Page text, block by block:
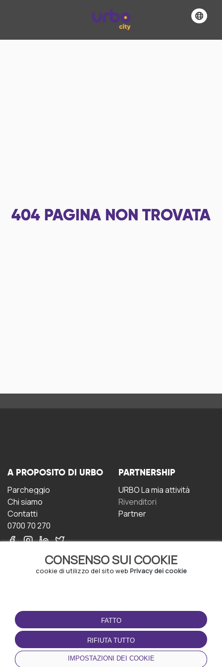
404 PAGINA NON TROVATA
CONSENSO SUI COOKIE
cookie di utilizzo del sito web Privacy dei cookie
FATTO
RIFIUTA TUTTO
IMPOSTAZIONI DEI COOKIE
A PROPOSITO DI URBO
Parcheggio
Chi siamo
Contatti
0700 70 270
PARTNERSHIP
URBO La mia attività
Rivenditori
Partner
CONDIZIONI D'USO
Termini e Condizioni
Politica sulla riservatezza
Gestione dei Cookie
SCARICA L'APP